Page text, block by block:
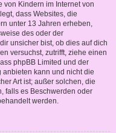
von Kindern im Internet von
dass Websites, die
unter 13 Jahren erheben,
des oder der
unsicher bist, ob dies auf dich
versuchst, zutrifft, ziehe einen
phpBB Limited und der
anbieten kann und nicht die
Art ist; außer solchen, die
falls es Beschwerden oder
werden.